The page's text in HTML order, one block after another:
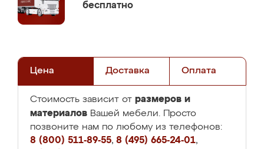
бесплатно
Цена Доставка Оплата
Стоимость зависит от размеров и
материалов Вашей мебели. Просто
позвоните нам по любому из телефонов:
8 (800) 511-89-55, 8 (495) 665-24-01,